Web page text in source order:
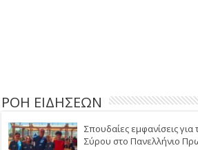
ΡΟΗ ΕΙΔΗΣΕΩΝ
Σπουδαίες εμφανίσεις για
Σύρου στο Πανελλήνιο